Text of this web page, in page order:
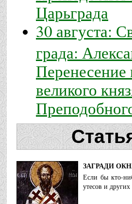
Царьграда
30 августа:
града:
Перенесение
великого
ЗАГРАДИ
Если бы кто-
утесов и